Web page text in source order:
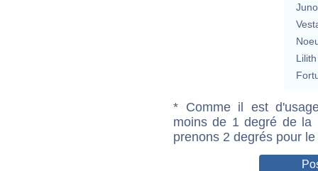
Lilith
* Comme il est
moins de 1 degré de la
prenons 2 degrés pour